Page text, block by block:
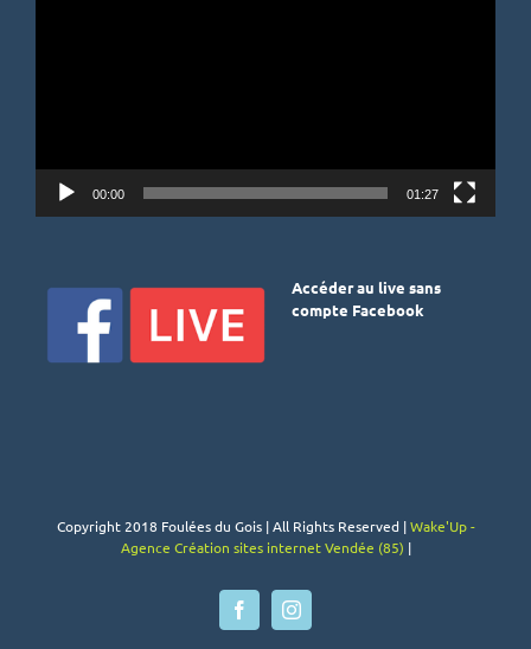
00:00 01:27
Accéder au live sans
compte Facebook
Copyright 2018 Foulées du Gois | All Rights Reserved |Wake'Up -
Agence Création sites internet Vendée (85) |
FacebookInstagram